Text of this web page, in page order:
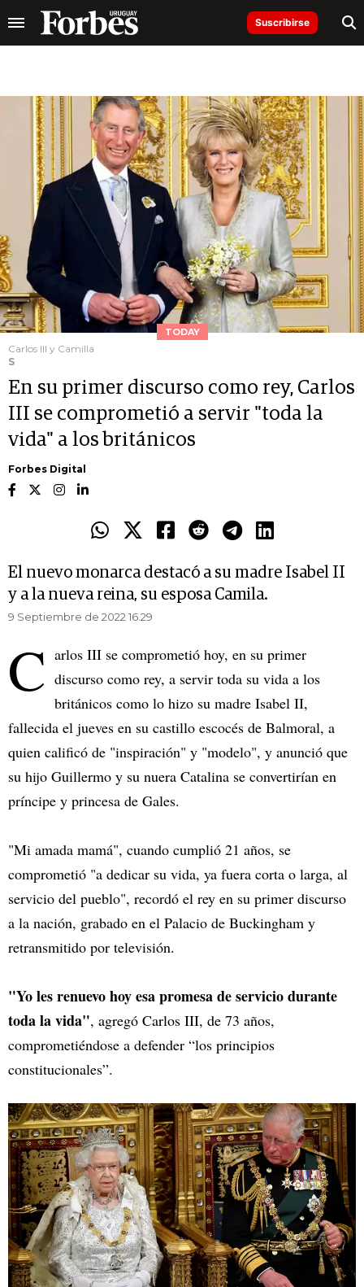
Suscribirse
TODAY
Carlos III y Camilla
S
En su primer discurso como rey, Carlos
III se comprometió a servir "toda la
vida" a los británicos
Forbes Digital
El nuevo monarca destacó a su madre Isabel II
y a la nueva reina, su esposa Camila.
9 Septiembre de 2022 16.29
C arlos III se comprometió hoy, en su primer
discurso como rey, a servir toda su vida a los
británicos como lo hizo su madre Isabel II,
fallecida el jueves en su castillo escocés de Balmoral, a
quien calificó de "inspiración" y "modelo", y anunció que
su hijo Guillermo y su nuera Catalina se convertirían en
príncipe y princesa de Gales.
"Mi amada mamá", cuando cumplió 21 años, se
comprometió "a dedicar su vida, ya fuera corta o larga, al
servicio del pueblo", recordó el rey en su primer discurso
a la nación, grabado en el Palacio de Buckingham y
retransmitido por televisión.
"Yo les renuevo hoy esa promesa de servicio durante
toda la vida", agregó Carlos III, de 73 años,
comprometiéndose a defender “los principios
constitucionales”.